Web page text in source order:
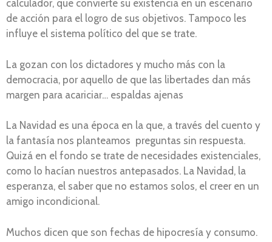
calculador, que convierte su existencia en un escenario
de acción para el logro de sus objetivos. Tampoco les
influye el sistema político del que se trate.
La gozan con los dictadores y mucho más con la
democracia, por aquello de que las libertades dan más
margen para acariciar… espaldas ajenas
La Navidad es una época en la que, a través del cuento y
la fantasía nos planteamos preguntas sin respuesta.
Quizá en el fondo se trate de necesidades existenciales,
como lo hacían nuestros antepasados. La Navidad, la
esperanza, el saber que no estamos solos, el creer en un
amigo incondicional.
Muchos dicen que son fechas de hipocresía y consumo.